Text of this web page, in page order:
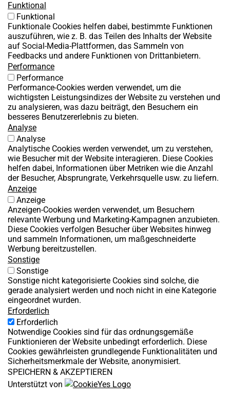
Funktional
Funktional
Funktionale Cookies helfen dabei, bestimmte Funktionen
auszuführen, wie z. B. das Teilen des Inhalts der Website
auf Social-Media-Plattformen, das Sammeln von
Feedbacks und andere Funktionen von Drittanbietern.
Performance
Performance
Performance-Cookies werden verwendet, um die
wichtigsten Leistungsindizes der Website zu verstehen und
zu analysieren, was dazu beiträgt, den Besuchern ein
besseres Benutzererlebnis zu bieten.
Analyse
Analyse
Analytische Cookies werden verwendet, um zu verstehen,
wie Besucher mit der Website interagieren. Diese Cookies
helfen dabei, Informationen über Metriken wie die Anzahl
der Besucher, Absprungrate, Verkehrsquelle usw. zu liefern.
Anzeige
Anzeige
Anzeigen-Cookies werden verwendet, um Besuchern
relevante Werbung und Marketing-Kampagnen anzubieten.
Diese Cookies verfolgen Besucher über Websites hinweg
und sammeln Informationen, um maßgeschneiderte
Werbung bereitzustellen.
Sonstige
Sonstige
Sonstige nicht kategorisierte Cookies sind solche, die
gerade analysiert werden und noch nicht in eine Kategorie
eingeordnet wurden.
Erforderlich
Erforderlich
Notwendige Cookies sind für das ordnungsgemäße
Funktionieren der Website unbedingt erforderlich. Diese
Cookies gewährleisten grundlegende Funktionalitäten und
Sicherheitsmerkmale der Website, anonymisiert.
SPEICHERN & AKZEPTIEREN
Unterstützt von